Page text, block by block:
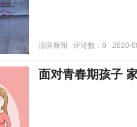
澎湃新闻 评论数：0 2020-
面对青春期孩子